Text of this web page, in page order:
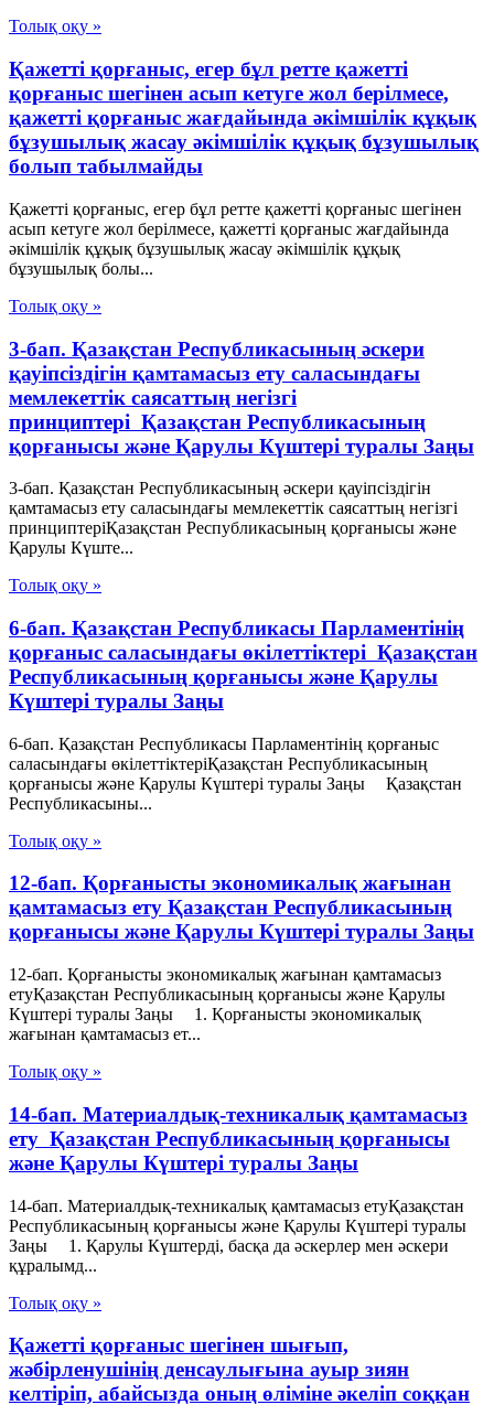
Толық оқу »
Қажетті қорғаныс, егер бұл ретте қажетті
қорғаныс шегінен асып кетуге жол берілмесе,
қажетті қорғаныс жағдайында әкімшілік құқық
бұзушылық жасау әкімшілік құқық бұзушылық
болып табылмайды
Қажетті қорғаныс, егер бұл ретте қажетті қорғаныс шегінен
асып кетуге жол берілмесе, қажетті қорғаныс жағдайында
әкімшілік құқық бұзушылық жасау әкімшілік құқық
бұзушылық болы...
Толық оқу »
3-бап. Қазақстан Республикасының әскери
қауіпсіздігін қамтамасыз ету саласындағы
мемлекеттік саясаттың негізгі
принциптері Қазақстан Республикасының
қорғанысы және Қарулы Күштері туралы Заңы
3-бап. Қазақстан Республикасының әскери қауіпсіздігін
қамтамасыз ету саласындағы мемлекеттік саясаттың негізгі
принциптеріҚазақстан Республикасының қорғанысы және
Қарулы Күште...
Толық оқу »
6-бап. Қазақстан Республикасы Парламентiнің
қорғаныс саласындағы өкілеттіктері Қазақстан
Республикасының қорғанысы және Қарулы
Күштері туралы Заңы
6-бап. Қазақстан Республикасы Парламентiнің қорғаныс
саласындағы өкілеттіктеріҚазақстан Республикасының
қорғанысы және Қарулы Күштері туралы Заңы Қазақстан
Республикасыны...
Толық оқу »
12-бап. Қорғанысты экономикалық жағынан
қамтамасыз ету Қазақстан Республикасының
қорғанысы және Қарулы Күштері туралы Заңы
12-бап. Қорғанысты экономикалық жағынан қамтамасыз
етуҚазақстан Республикасының қорғанысы және Қарулы
Күштері туралы Заңы 1. Қорғанысты экономикалық
жағынан қамтамасыз ет...
Толық оқу »
14-бап. Материалдық-техникалық қамтамасыз
ету Қазақстан Республикасының қорғанысы
және Қарулы Күштері туралы Заңы
14-бап. Материалдық-техникалық қамтамасыз етуҚазақстан
Республикасының қорғанысы және Қарулы Күштері туралы
Заңы 1. Қарулы Күштердi, басқа да әскерлер мен әскери
құралымд...
Толық оқу »
Қажетті қорғаныс шегінен шығып,
жәбірленушінің денсаулығына ауыр зиян
келтіріп, абайсызда оның өліміне әкеліп соққан